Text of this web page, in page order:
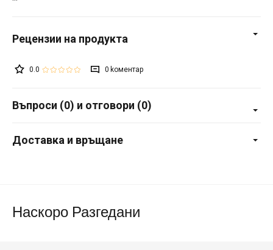
0.0 0
Въпроси (0) и отговори (0)
Доставка и връщане
Наскоро Разгедани